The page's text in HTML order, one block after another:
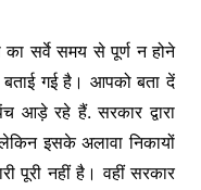
का सर्वे समय से पूर्ण न होने
गई है। आपको बता दें
आड़े रहे हैं. सरकार द्वारा
इसके अलावा निकायों
पूरी नहीं है। वहीं सरकार